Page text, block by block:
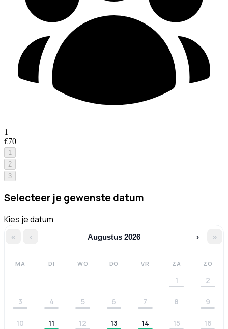
1
€70
1
2
3
Selecteer je gewenste datum
Kies je datum
« ‹ Augustus 2026 › »
MA DI WO DO VR ZA ZO
1 2
3 4 5 6 7 8 9
10 11 12 13 14 15 16